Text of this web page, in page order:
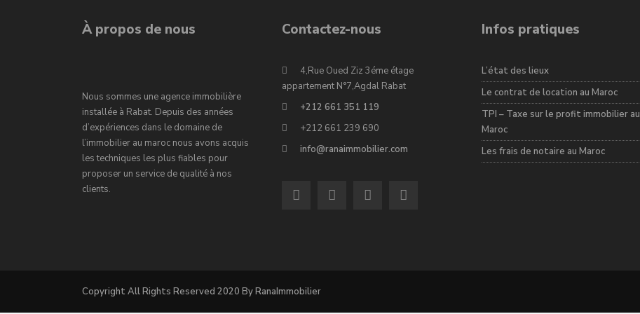
À propos de nous
Nous sommes une agence immobilière
installée à Rabat. Depuis des années
d’expériences dans le domaine de
l’immobilier au maroc nous avons acquis
les techniques les plus fiables pour
proposer un service de qualité à nos
clients.
Contactez-nous
4,Rue Oued Ziz 3éme étage
appartement N°7,Agdal Rabat
+212 661 351 119
+212 661 239 690
info@ranaimmobilier.com
Infos pratiques
L’état des lieux
Le contrat de location au Maroc
TPI – Taxe sur le profit immobilier au
Maroc
Les frais de notaire au Maroc
Copyright All Rights Reserved 2020 By RanaImmobilier